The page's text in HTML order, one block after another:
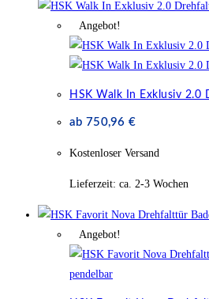
Angebot!
HSK Walk In Exklusiv 2.0
ab 750,96€
Kostenloser Versand
Lieferzeit: ca. 2-3 Wochen
Angebot!